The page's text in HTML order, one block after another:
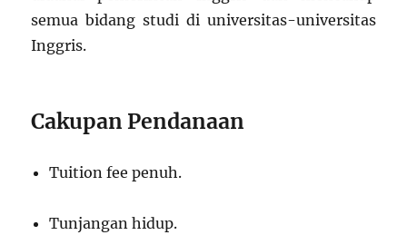
semua bidang studi di universitas-universitas
Inggris.
Cakupan Pendanaan
Tuition fee penuh.
Tunjangan hidup.